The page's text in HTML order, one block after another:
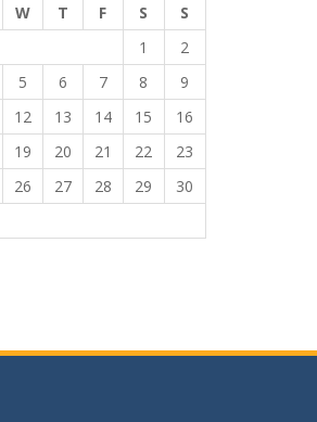
W T F S
S
1
2
5 6 7 8
9
12 13 14 15
16
19 20 21 22
23
26 27 28 29
30